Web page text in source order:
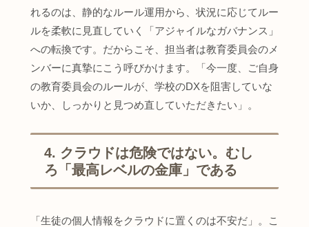
れるのは、静的なルール運用から、状況に応じてルー
ルを柔軟に見直していく「アジャイルなガバナンス」
への転換です。だからこそ、担当者は教育委員会のメ
ンバーに真摯にこう呼びかけます。「今一度、ご自身
の教育委員会のルールが、学校のDXを阻害していな
いか、しっかりと見つめ直していただきたい」。
4. クラウドは危険ではない。むし
ろ「最高レベルの金庫」である
「生徒の個人情報をクラウドに置くのは不安だ」。こ